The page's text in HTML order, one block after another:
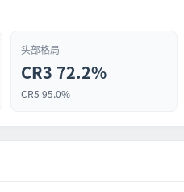
头部格局
CR3 72.2%
CR5 95.0%